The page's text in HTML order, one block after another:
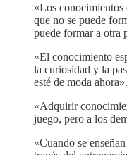
«Los conocimientos
que no se puede
puede formar a otra
«El conocimiento
la curiosidad y la
esté de moda ahora».
«Adquirir
juego, pero a los
«Cuando se